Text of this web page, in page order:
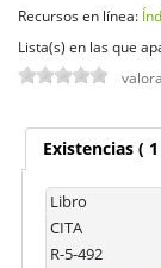
Recursos en línea:
Lista(s) en las que
Existencias( 1
Libro
CITA
R-5-492